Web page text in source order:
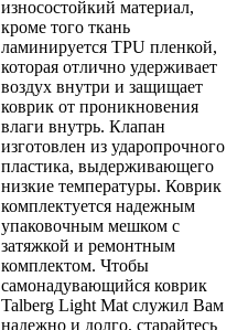
износостойкий материал,
кроме того ткань
ламинируется TPU пленкой,
которая отлично удерживает
воздух внутри и защищает
коврик от проникновения
влаги внутрь. Клапан
изготовлен из ударопрочного
пластика, выдерживающего
низкие температуры. Коврик
комплектуется надежным
упаковочным мешком с
затяжкой и ремонтным
комплектом. Чтобы
самонадувающийся коврик
Talberg Light Mat служил Вам
надежно и долго, старайтесь